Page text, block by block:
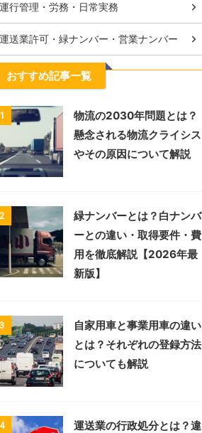
運行管理・労務・日常実務
運送業許可・緑ナンバー・営業ナンバー
おすすめ記事一覧
1
物流の2030年問題とは？
懸念される物流クライシス
やその原因について解説
2
緑ナンバーとは？白ナンバ
ーとの違い・取得要件・費
用を徹底解説【2026年最
新版】
3
自家用車と事業用車の違い
とは？それぞれの登録方法
についても解説
4
運送業の行政処分とは？違